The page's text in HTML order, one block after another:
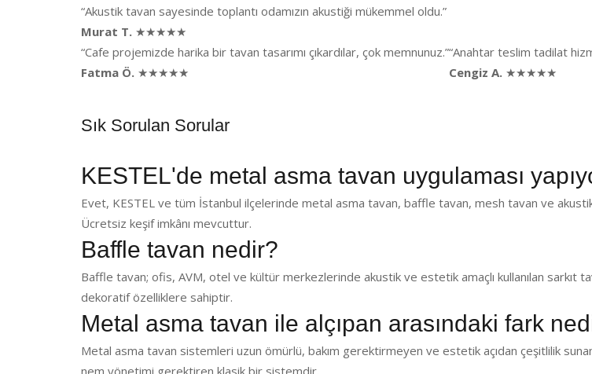
“Akustik tavan sayesinde toplantı odamızın akustiği mükemmel oldu.”
Murat T. ★★★★★
“Cafe projemizde harika bir tavan tasarımı çıkardılar, çok memnunuz.”
Fatma Ö. ★★★★★
“Anahtar teslim tadilat
Cengiz A. ★★★★★
Sık Sorulan Sorular
KESTEL'de metal asma tavan uygulaması
Evet, KESTEL ve tüm İstanbul ilçelerinde metal asma tavan, baffle tavan, mesh tavan ve
Ücretsiz keşif imkânı mevcuttur.
Baffle tavan nedir?
Baffle tavan; ofis, AVM, otel ve kültür merkezlerinde akustik ve estetik amaçlı kullanılan sarkıt
dekoratif özelliklere sahiptir.
Metal asma tavan ile alçıpan arasındaki fark
Metal asma tavan sistemleri uzun ömürlü, bakım gerektirmeyen ve estetik açıdan çeşitlilik
nem yönetimi gerektiren klasik bir sistemdir.